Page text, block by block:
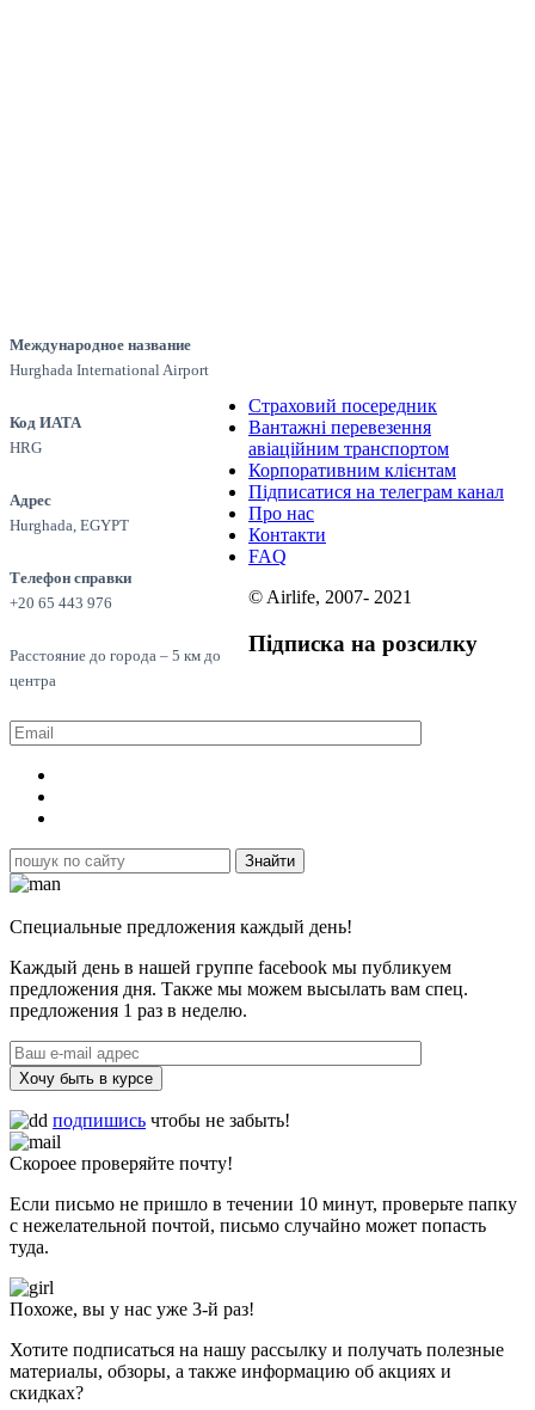
Международное название
Hurghada International Airport
Код ИАТА
HRG
Адрес
Hurghada, EGYPT
Телефон справки
+20 65 443 976
Расстояние до города – 5 км до
центра
Страховий посередник
Вантажні перевезення
авіаційним транспортом
Корпоративним клієнтам
Підписатися на телеграм канал
Про нас
Контакти
FAQ
© Airlife, 2007- 2021
Підписка на розсилку
Специальные предложения каждый день!
Каждый день в нашей группе facebook мы публикуем
предложения дня. Также мы можем высылать вам спец.
предложения 1 раз в неделю.
Хочу быть в курсе
подпишись чтобы не забыть!
Скороее проверяйте почту!
Если письмо не пришло в течении 10 минут, проверьте папку
с нежелательной почтой, письмо случайно может попасть
туда.
Похоже, вы у нас уже 3-й раз!
Хотите подписаться на нашу рассылку и получать полезные
материалы, обзоры, а также информацию об акциях и
скидках?